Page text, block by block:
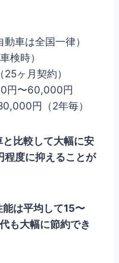
車は全国一律）
検時）
ヶ月契約）
円〜60,000円
円（2年毎）
比較して大幅に安
程度に抑えることが
能は平均して15〜
も大幅に節約でき